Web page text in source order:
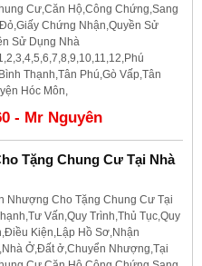
Cư,Căn Hộ,Công Chứng,Sang
Chứng Nhận,Quyền Sử
Sử Dụng Nhà
Thạnh,Tân Phú,Gò Vấp,Tân
Hóc Môn,
- Mr Nguyên
Tặng Chung Cư Tại Nhà
Nhượng Cho Tặng Chung Cư Tại
Vấn,Quy Trình,Thủ Tục,Quy
Kiện,Lập Hồ Sơ,Nhận
Ở,Đất ở,Chuyển Nhượng,Tại